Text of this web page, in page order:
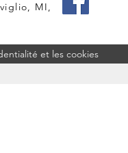
MI,
et les cookies